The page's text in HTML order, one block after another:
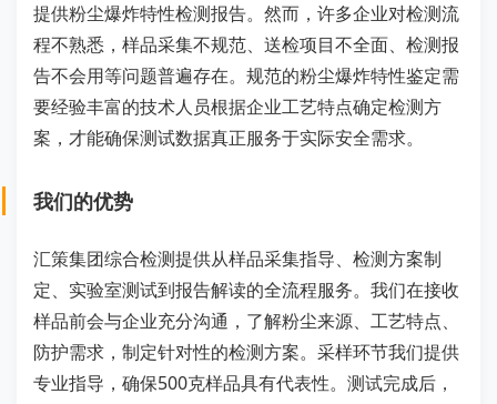
提供粉尘爆炸特性检测报告。然而，许多企业对检测流
程不熟悉，样品采集不规范、送检项目不全面、检测报
告不会用等问题普遍存在。规范的粉尘爆炸特性鉴定需
要经验丰富的技术人员根据企业工艺特点确定检测方
案，才能确保测试数据真正服务于实际安全需求。
我们的优势
汇策集团综合检测提供从样品采集指导、检测方案制
定、实验室测试到报告解读的全流程服务。我们在接收
样品前会与企业充分沟通，了解粉尘来源、工艺特点、
防护需求，制定针对性的检测方案。采样环节我们提供
专业指导，确保500克样品具有代表性。测试完成后，